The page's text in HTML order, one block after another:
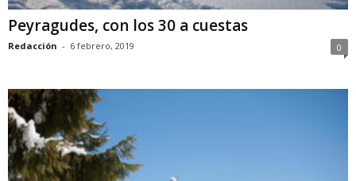
Peyragudes, con los 30 a cuestas
Redacción - 6 febrero, 2019 0